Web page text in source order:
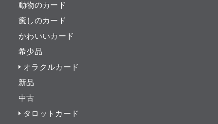
動物のカード
癒しのカード
かわいいカード
希少品
オラクルカード
新品
中古
タロットカード